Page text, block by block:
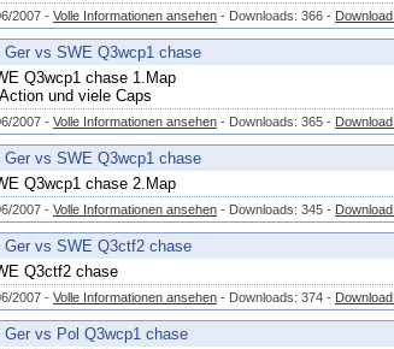
2007 - Volle Informationen ansehen - Downloads: 366 - Download
Ger vs SWE Q3wcp1 chase
Q3wcp1 chase 1.Map
und viele Caps
2007 - Volle Informationen ansehen - Downloads: 365 - Download
Ger vs SWE Q3wcp1 chase
Q3wcp1 chase 2.Map
2007 - Volle Informationen ansehen - Downloads: 345 - Download
Ger vs SWE Q3ctf2 chase
Q3ctf2 chase
2007 - Volle Informationen ansehen - Downloads: 374 - Download
Ger vs Pol Q3wcp1 chase